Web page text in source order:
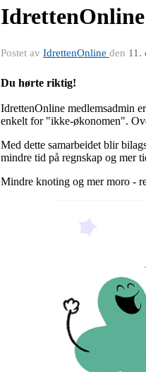
Postet av IdrettenOnline den 11.
Du hørte riktig!
IdrettenOnline medlemsadmin
enkelt for "ikke-økonomen".
Med dette samarbeidet blir
mindre tid på regnskap og mer
Mindre knoting og mer moro -